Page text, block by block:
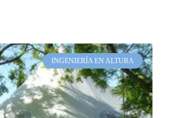
INGENIERÍA EN ALTURA